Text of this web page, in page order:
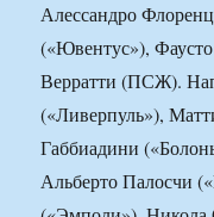
Алессандро
(«Ювентус»),
Верратти (ПСЖ).
(«Ливерпуль»),
Габбиадини
Альберто Палосчи